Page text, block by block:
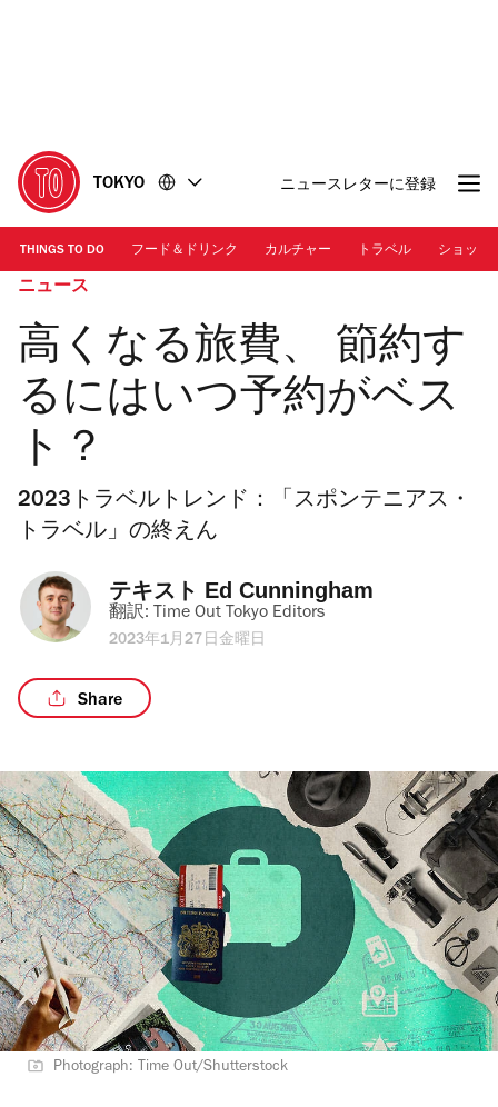
に
移
動
移
動
TOKYO ニュースレターに登録
THINGS TO DO フード＆ドリンク カルチャー トラベル ショッピ
ニュース
高くなる旅費、 節約す
るにはいつ予約がベス
ト？
2023トラベルトレンド：「スポンテニアス・
トラベル」の終えん
テキスト Ed Cunningham
翻訳: Time Out Tokyo Editors
2023年1月27日金曜日
Share
Photograph: Time Out/Shutterstock